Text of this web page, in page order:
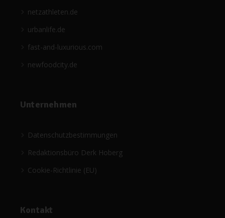
netzathleten.de
urbanlife.de
fast-and-luxurious.com
newfoodcity.de
Unternehmen
Datenschutzbestimmungen
Redaktionsbüro Derk Hoberg
Cookie-Richtlinie (EU)
Kontakt